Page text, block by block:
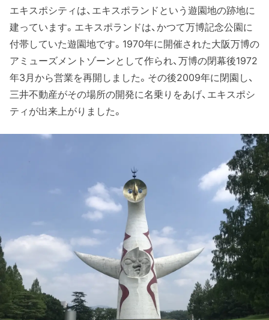
エキスポシティは、エキスポランドという遊園地の跡地に
建っています。エキスポランドは、かつて万博記念公園に
付帯していた遊園地です。1970年に開催された大阪万博の
アミューズメントゾーンとして作られ、万博の閉幕後1972
年3月から営業を再開しました。その後2009年に閉園し、
三井不動産がその場所の開発に名乗りをあげ、エキスポシ
ティが出来上がりました。